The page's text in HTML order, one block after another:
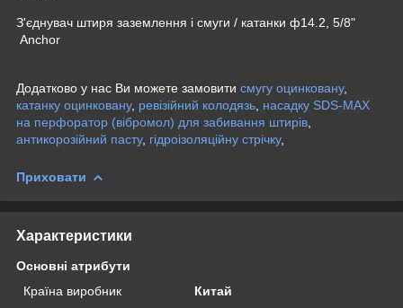
З'єднувач штиря заземлення і смуги / катанки ф14.2, 5/8"
Anchor
Додатково у нас Ви можете замовити смугу оцинковану,
катанку оцинковану, ревізійний колодязь насадку SDS-MAX
на перфоратор (вібромол) для забивання штирів
антикорозійний пасту, гідроізоляційну стрічку,
Приховати
Характеристики
Основні атрибути
Країна виробник
Китай